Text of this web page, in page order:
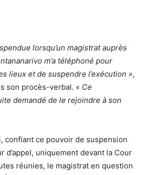
lorsqu’un magistrat auprès
m’a téléphoné pour
lieux et de suspendre l’exécution »,
son procès-verbal. « Ce
demandé de le rejoindre à son
confiant ce pouvoir de suspension
d’appel, uniquement devant la Cour
réunies, le magistrat en question